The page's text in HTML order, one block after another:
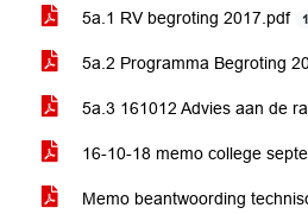
5a.1 RV begroting 2017.pdf
5a.2 Programma Begroting
5a.3 161012 Advies aan de
16-10-18 memo college
Memo beantwoording